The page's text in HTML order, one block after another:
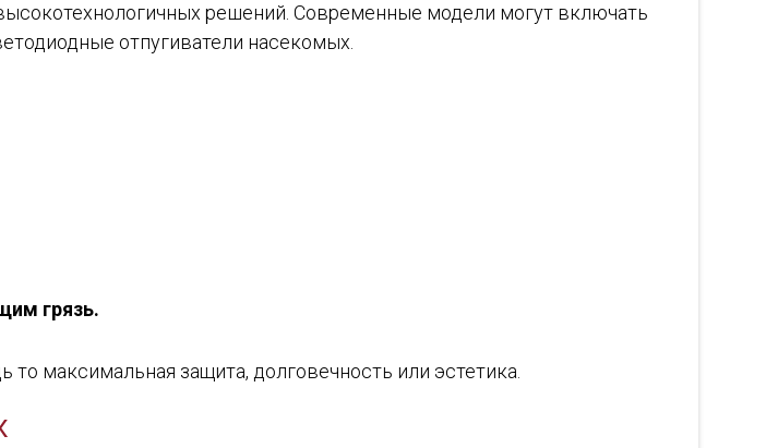
решений. Современные модели могут включать
отпугиватели насекомых.
грязь.
максимальная защита, долговечность или эстетика.